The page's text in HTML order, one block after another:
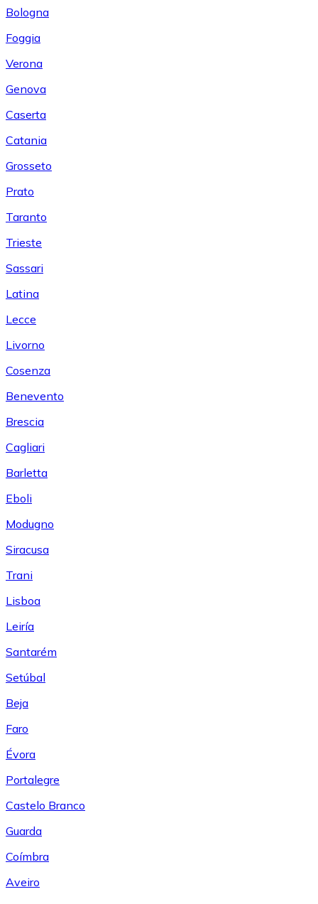
Bologna
Foggia
Verona
Genova
Caserta
Catania
Grosseto
Prato
Taranto
Trieste
Sassari
Latina
Lecce
Livorno
Cosenza
Benevento
Brescia
Cagliari
Barletta
Eboli
Modugno
Siracusa
Trani
Lisboa
Leiría
Santarém
Setúbal
Beja
Faro
Évora
Portalegre
Castelo Branco
Guarda
Coímbra
Aveiro